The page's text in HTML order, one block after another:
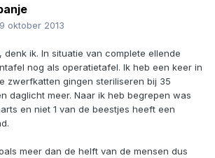
oktober 2013
denk ik. In situatie van complete ellende
nog als operatietafel. Ik heb een keer in
zwerfkatten gingen steriliseren bij 35
daglicht meer. Naar ik heb begrepen was
en niet 1 van de beestjes heeft een
meer dan de helft van de mensen dus